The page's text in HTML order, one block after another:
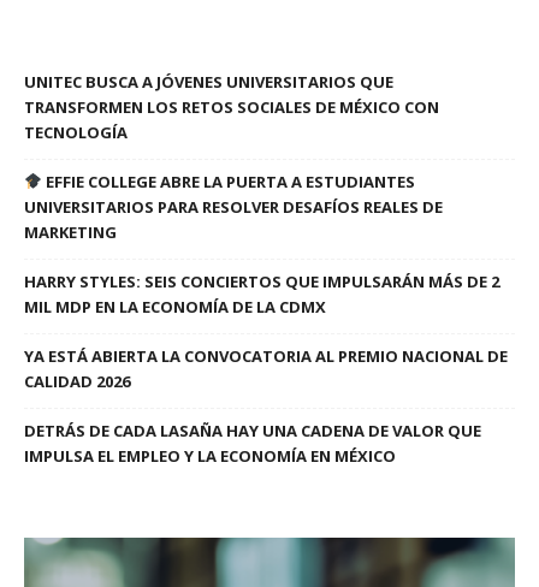
UNITEC BUSCA A JÓVENES UNIVERSITARIOS QUE
TRANSFORMEN LOS RETOS SOCIALES DE MÉXICO CON
TECNOLOGÍA
EFFIE COLLEGE ABRE LA PUERTA A ESTUDIANTES
UNIVERSITARIOS PARA RESOLVER DESAFÍOS REALES DE
MARKETING
HARRY STYLES: SEIS CONCIERTOS QUE IMPULSARÁN MÁS DE 2
MIL MDP EN LA ECONOMÍA DE LA CDMX
YA ESTÁ ABIERTA LA CONVOCATORIA AL PREMIO NACIONAL DE
CALIDAD 2026
DETRÁS DE CADA LASAÑA HAY UNA CADENA DE VALOR QUE
IMPULSA EL EMPLEO Y LA ECONOMÍA EN MÉXICO